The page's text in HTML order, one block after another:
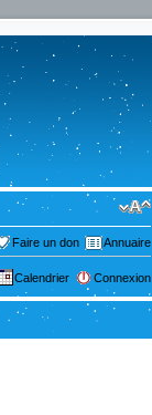
Faire un don Annuaire
Calendrier Connexion